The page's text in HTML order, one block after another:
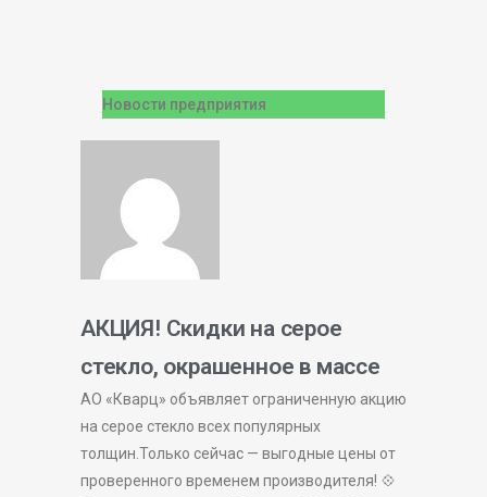
Новости предприятия
АКЦИЯ! Скидки на серое
стекло, окрашенное в массе
АО «Кварц» объявляет ограниченную акцию
на серое стекло всех популярных
толщин.Только сейчас — выгодные цены от
проверенного временем производителя! 💠